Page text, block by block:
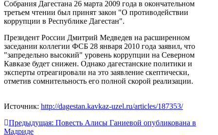
Собрания Дагестана 26 марта 2009 года в окончательном
третьем чтении был принят закон "О противодействии
коррупции в Республике Дагестан".
Президент России Дмитрий Медведев на расширенном
заседании коллегии ФСБ 28 января 2010 года заявил, что
"запредельно высокий" уровень коррупции на Северном
Кавказе будет снижен. Однако дагестанские политики и
эксперты отреагировали на это заявление скептически,
отметив сомнительность его полной скорой реализации.
Источник: http://dagestan.kavkaz-uzel.ru/articles/187353/
Навигация
Предыдущая: Повесть Алисы Ганиевой опубликована в
Мадриде